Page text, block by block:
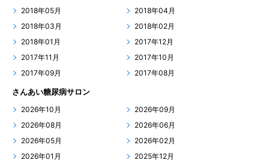
2018年05月
2018年04月
2018年03月
2018年02月
2018年01月
2017年12月
2017年11月
2017年10月
2017年09月
2017年08月
さんあい糖尿病サロン
2026年10月
2026年09月
2026年08月
2026年06月
2026年05月
2026年02月
2026年01月
2025年12月